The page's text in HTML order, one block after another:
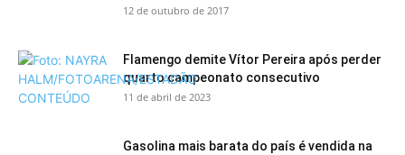
12 de outubro de 2017
Flamengo demite Vítor Pereira após perder
quarto campeonato consecutivo
11 de abril de 2023
Gasolina mais barata do país é vendida na